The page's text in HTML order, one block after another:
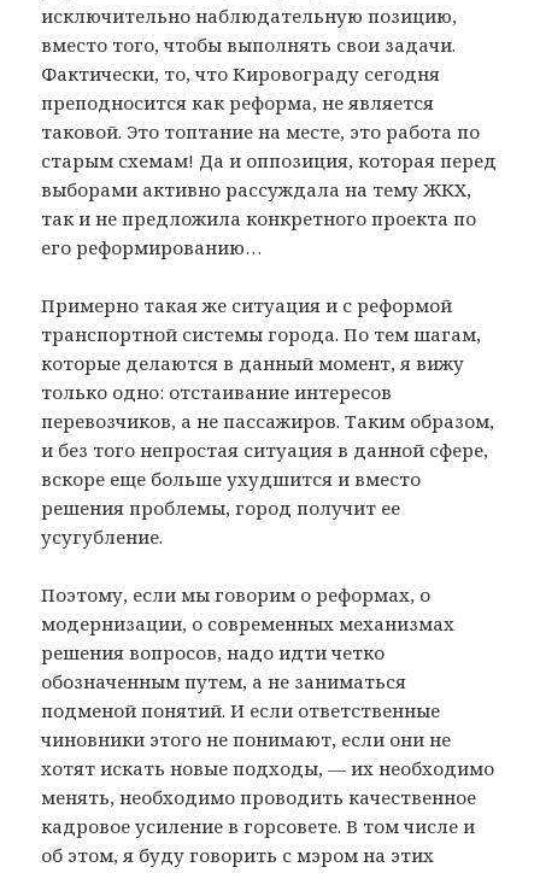
исключительно наблюдательную позицию,
вместо того, чтобы выполнять свои задачи.
Фактически, то, что Кировограду сегодня
преподносится как реформа, не является
таковой. Это топтание на месте, это работа по
старым схемам! Да и оппозиция, которая перед
выборами активно рассуждала на тему ЖКХ,
так и не предложила конкретного проекта по
его реформированию…
Примерно такая же ситуация и с реформой
транспортной системы города. По тем шагам,
которые делаются в данный момент, я вижу
только одно: отстаивание интересов
перевозчиков, а не пассажиров. Таким образом,
и без того непростая ситуация в данной сфере,
вскоре еще больше ухудшится и вместо
решения проблемы, город получит ее
усугубление.
Поэтому, если мы говорим о реформах, о
модернизации, о современных механизмах
решения вопросов, надо идти четко
обозначенным путем, а не заниматься
подменой понятий. И если ответственные
чиновники этого не понимают, если они не
хотят искать новые подходы, — их необходимо
менять, необходимо проводить качественное
кадровое усиление в горсовете. В том числе и
об этом, я буду говорить с мэром на этих